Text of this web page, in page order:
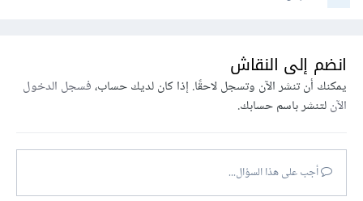
انضم إلى النقاش
يمكنك أن تنشر الآن وتسجل لاحقًا. إذا كان لديك حساب،فسجل الدخول
الآنلتنشر باسم حسابك.
أجب على هذا السؤال...